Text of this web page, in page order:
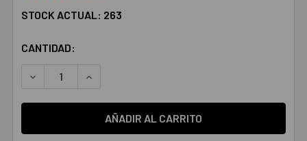
STOCK ACTUAL: 263
CANTIDAD:
DISMINUIR LA CANTIDAD:AUMENTAR LA CANTIDAD: